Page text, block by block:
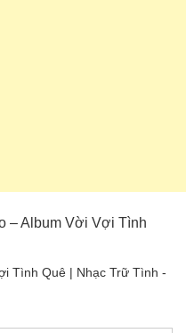
– Album Vời Vợi Tình
Tình Quê | Nhạc Trữ Tình -